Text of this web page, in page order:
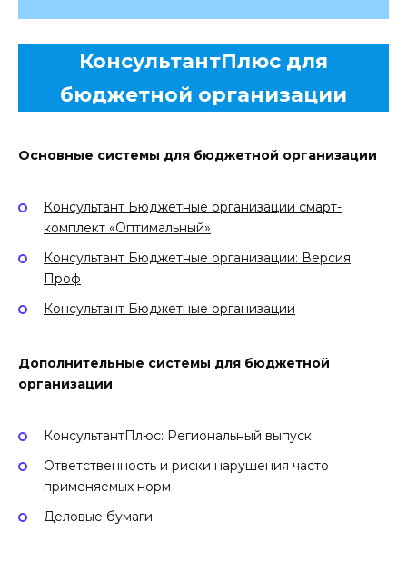
КонсультантПлюс для
бюджетной организации
Основные системы для бюджетной организации
Консультант Бюджетные организации смарт-
комплект «Оптимальный»
Консультант Бюджетные организации: Версия
Проф
Консультант Бюджетные организации
Дополнительные системы для бюджетной
организации
КонсультантПлюс: Региональный выпуск
Ответственность и риски нарушения часто
применяемых норм
Деловые бумаги